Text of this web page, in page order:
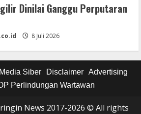
Dinilai Ganggu Perputaran
8 Juli 2026
Siber Disclaimer Advertising
Perlindungan Wartawan
News 2017-2026 © All rights